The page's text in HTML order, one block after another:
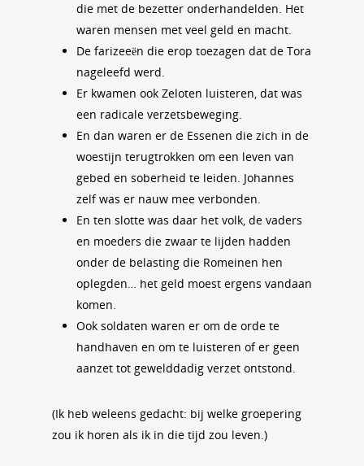
die met de bezetter onderhandelden. Het
waren mensen met veel geld en macht.
De farizeeën die erop toezagen dat de Tora
nageleefd werd.
Er kwamen ook Zeloten luisteren, dat was
een radicale verzetsbeweging.
En dan waren er de Essenen die zich in de
woestijn terugtrokken om een leven van
gebed en soberheid te leiden. Johannes
zelf was er nauw mee verbonden.
En ten slotte was daar het volk, de vaders
en moeders die zwaar te lijden hadden
onder de belasting die Romeinen hen
oplegden… het geld moest ergens vandaan
komen.
Ook soldaten waren er om de orde te
handhaven en om te luisteren of er geen
aanzet tot gewelddadig verzet ontstond.
(Ik heb weleens gedacht: bij welke groepering
zou ik horen als ik in die tijd zou leven.)